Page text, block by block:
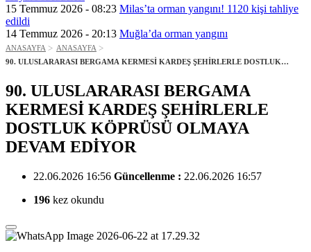
15 Temmuz 2026 - 08:23 Milas’ta orman yangını! 1120 kişi tahliye
edildi
14 Temmuz 2026 - 20:13 Muğla’da orman yangını
ANASAYFA
ANASAYFA
90. ULUSLARARASI BERGAMA KERMESİ KARDEŞ ŞEHİRLERLE DOSTLUK
90. ULUSLARARASI BERGAMA
KERMESİ KARDEŞ ŞEHİRLERLE
DOSTLUK KÖPRÜSÜ OLMAYA
DEVAM EDİYOR
22.06.2026 16:56 Güncellenme : 22.06.2026 16:57
196 kez okundu